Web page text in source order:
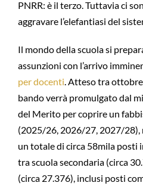
PNRR: è il terzo. Tuttavia ci
aggravare l’elefantiasi del
Il mondo della scuola si
assunzioni con l’arrivo
per docenti. Atteso tra
bando verrà promulgato dal
del Merito per coprire un
(2025/26, 2026/27, 2027/28),
un totale di circa 58mila
tra scuola secondaria (circa
(circa 27.376), inclusi posti